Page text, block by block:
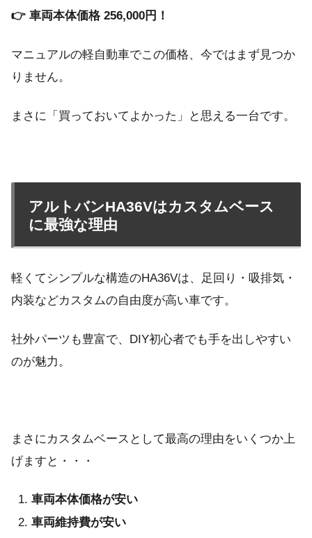
👉 車両本体価格 256,000円！
マニュアルの軽自動車でこの価格、今ではまず見つか
りません。
まさに「買っておいてよかった」と思える一台です。
アルトバンHA36Vはカスタムベース
に最強な理由
軽くてシンプルな構造のHA36Vは、足回り・吸排気・
内装などカスタムの自由度が高い車です。
社外パーツも豊富で、DIY初心者でも手を出しやすい
のが魅力。
まさにカスタムベースとして最高の理由をいくつか上
げますと・・・
車両本体価格が安い
車両維持費が安い